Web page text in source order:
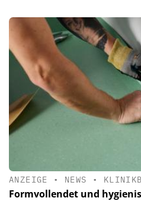
ANZEIGE • NEWS •
Formvollendet und